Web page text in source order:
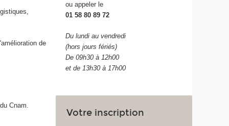
de
Cnam.
ou appeler le
01 58 80 89 72
Du lundi au vendredi
(hors jours fériés)
De 09h30 à 12h00
et de 13h30 à 17h00
Votre inscription